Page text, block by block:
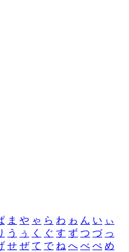
ま や ゃ ら わ ゎ ん い ぃ
う ぅ く ぐ す ず つ づ っ
せ ぜ て で ね へ べ ぺ め